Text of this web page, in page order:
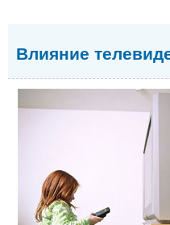
Влияние